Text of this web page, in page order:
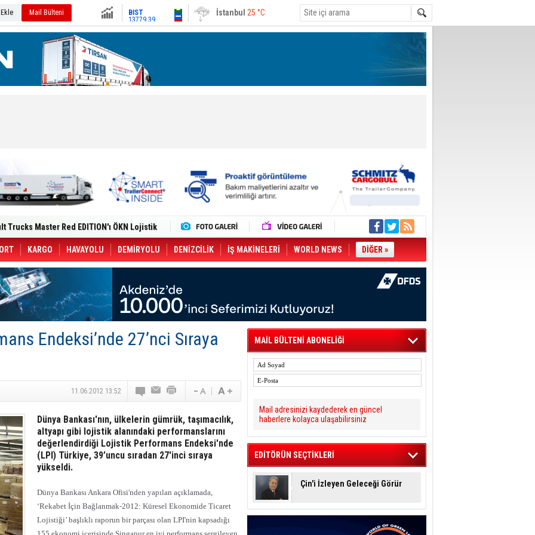
Mail Bülteni
Altın6659.71
Ankara30 °C
Yeni Tesisiyle Küresel Büyümesini
Dron Saldırısı: 3 Mürettebatın
CCO'su Oldu
49 Destinasyonda İndirimli Taşıma
Kargo Haziran 2026 Döneminde %8.5
Dergi)
Dijitalleştiriyor
in June, Up 8.5%
ile Güçlendirdi
Saadia Zahidi Getirildi. IATA Tarihinde İlk
Zahidi as Director General
KARGO HAVAYOLU DEMİRYOLU DENİZCİLİK İŞ MAKİNELERİ WORLD NEWS DİĞER »
Endeksi’nde 27’nci Sıraya
11.06.2012 13:52
Dünya Bankası'nın, ülkelerin gümrük, taşımacılık,
altyapı gibi lojistik alanındaki performanslarını
değerlendirdiği Lojistik Performans Endeksi'nde
(LPI) Türkiye, 39’uncu sıradan 27'inci sıraya
yükseldi.
Dünya Bankası Ankara Ofisi'nden yapılan açıklamada,
‘Rekabet İçin Bağlanmak-2012: Küresel Ekonomide Ticaret
Lojistiği’ başlıklı raporun bir parçası olan LPI'nin kapsadığı
MAİL BÜLTENİ ABONELİĞİ
Mail adresinizi kaydederek en güncel
haberlere kolayca ulaşabilirsiniz
EDİTÖRÜN SEÇTİKLERİ
Çin'i İzleyen Geleceği Görür